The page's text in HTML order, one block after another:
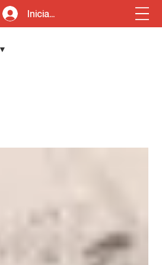
Iniciar sesión